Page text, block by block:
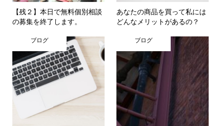
【残２】本日で無料個別相談
の募集を終了します。
あなたの商品を買って私には
どんなメリットがあるの？
ブログ ブログ